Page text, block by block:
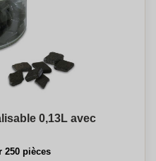
0,13L avec
250 pièces